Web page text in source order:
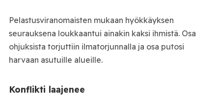
Pelastusviranomaisten mukaan hyökkäyksen
seurauksena loukkaantui ainakin kaksi ihmistä. Osa
ohjuksista torjuttiin ilmatorjunnalla ja osa putosi
harvaan asutuille alueille.
Konflikti laajenee